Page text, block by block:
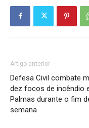
Artigo anterior
Defesa Civil combate
dez focos de incêndio
Palmas durante o fim
semana